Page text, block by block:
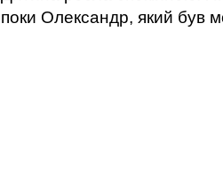
поки Олександр, який був